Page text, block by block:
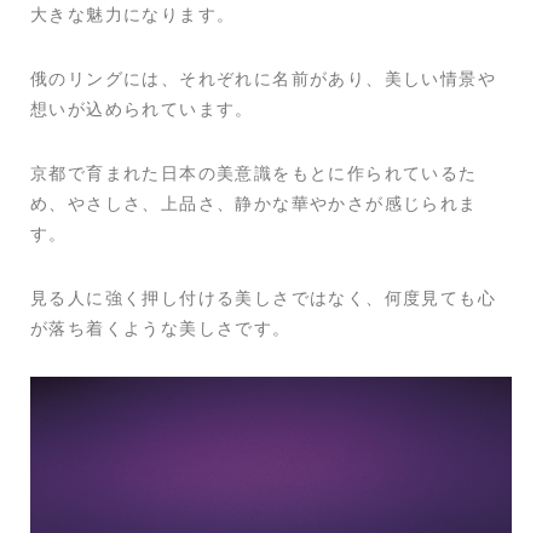
大きな魅力になります。
俄のリングには、それぞれに名前があり、美しい情景や
想いが込められています。
京都で育まれた日本の美意識をもとに作られているた
め、やさしさ、上品さ、静かな華やかさが感じられま
す。
見る人に強く押し付ける美しさではなく、何度見ても心
が落ち着くような美しさです。